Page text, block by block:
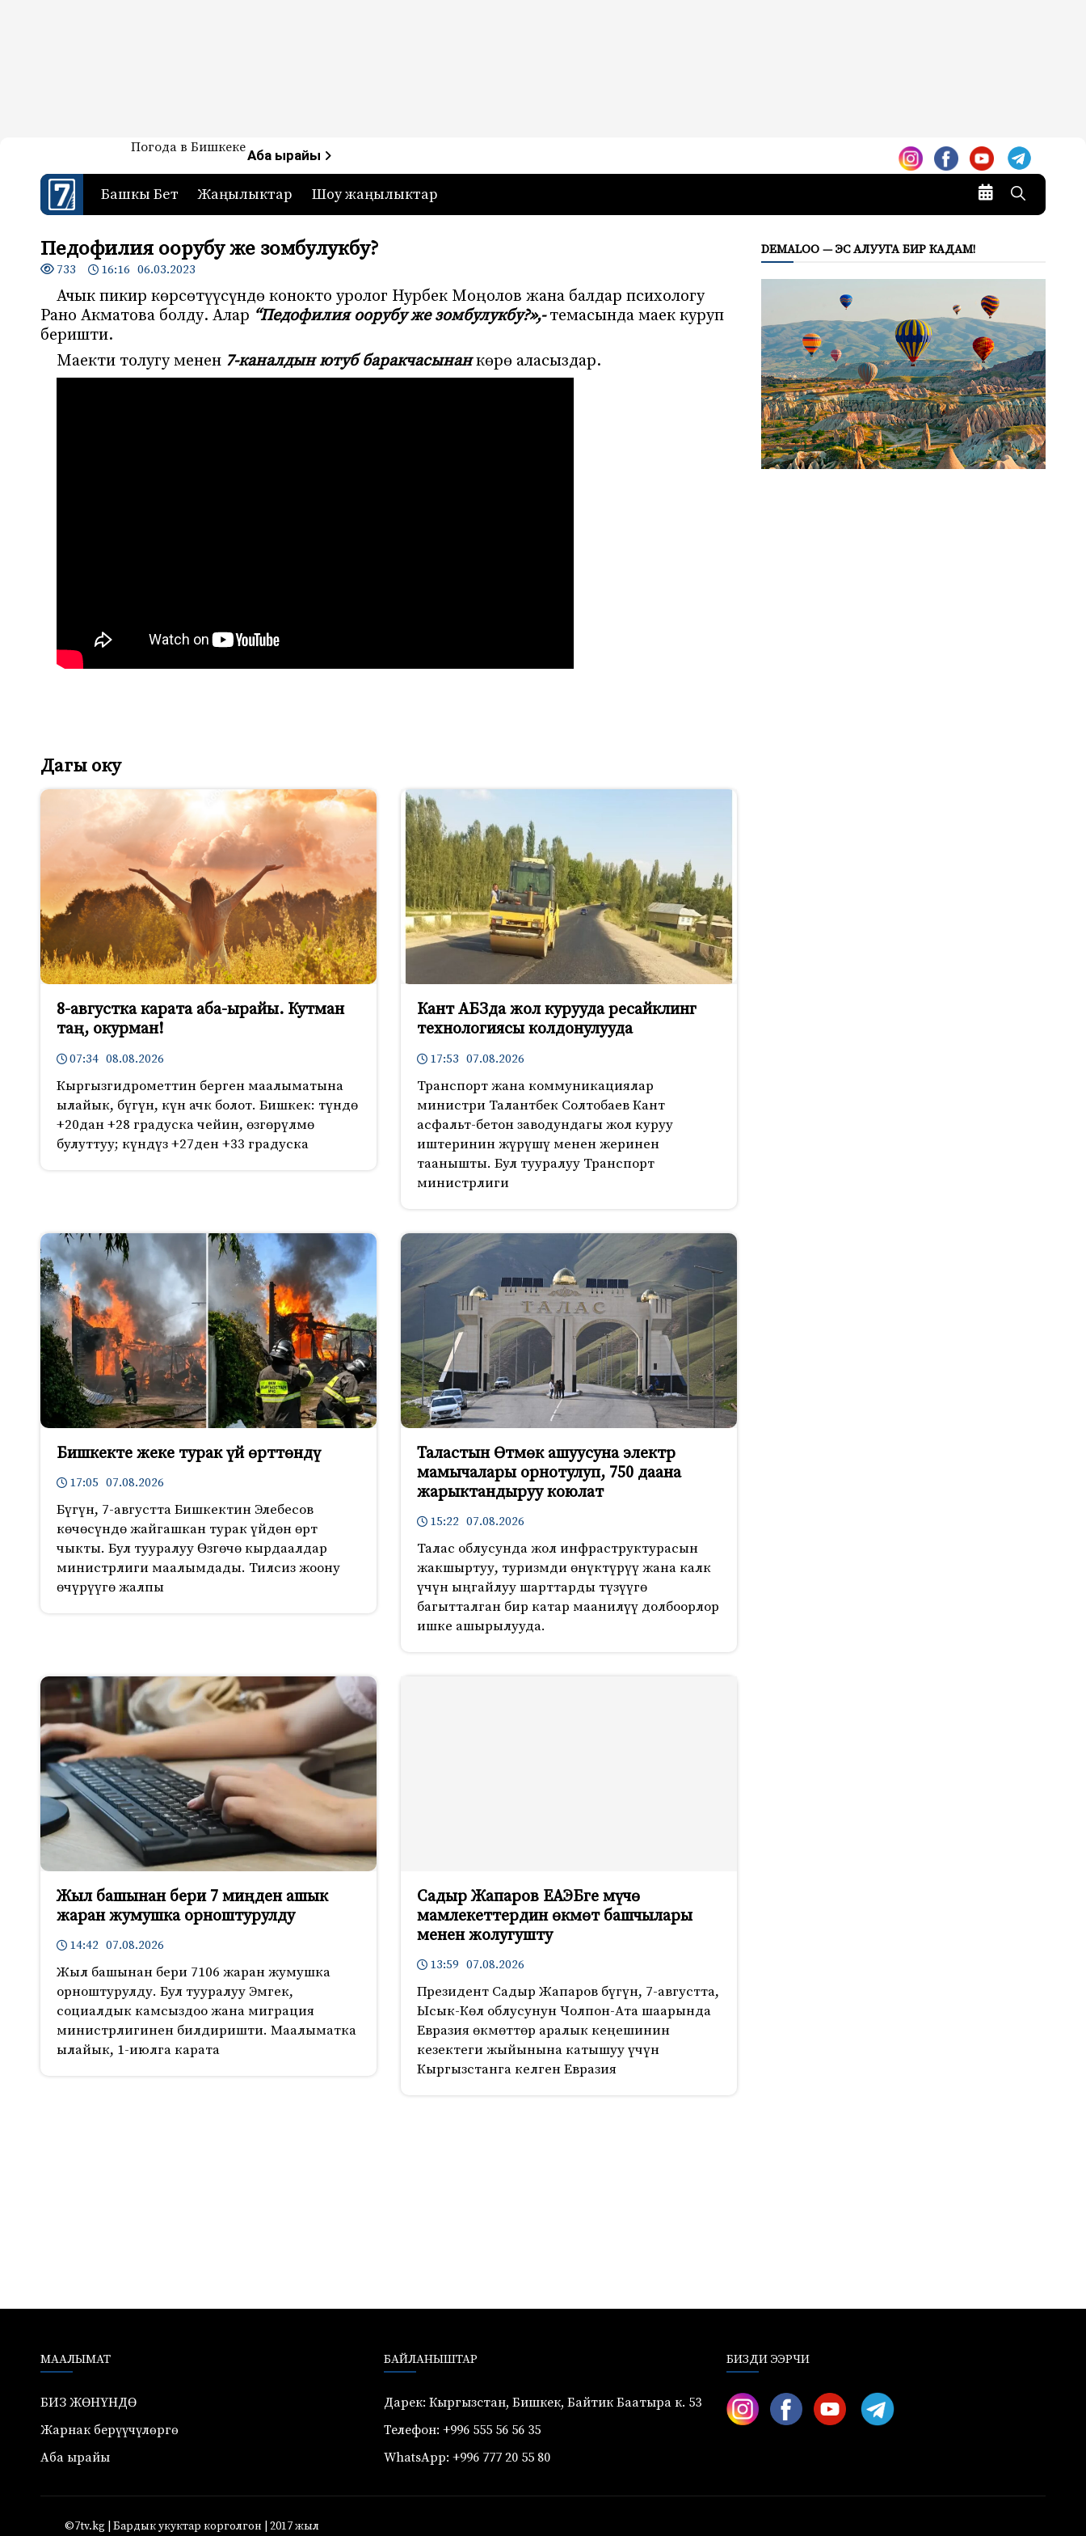
7-канал. Жаңылыктар — Кыргызстан
Жаңылыктар — Кыргызстан
Погода в БишкекеАба ырайы
Башкы Бет Жаңылыктар Шоу жаңылыктар
Педофилия оорубу же зомбулукбу?
733 16:16 06.03.2023
Ачык пикир көрсөтүүсүндө конокто уролог Нурбек Моңолов жана балдар психологу
Рано Акматова болду. Алар “Педофилия оорубу же зомбулукбу?»,-темасында маек куруп
беришти.
Маекти толугу менен 7-каналдын ютуб баракчасынан көрө аласыздар.
Дагы оку
8-августка карата аба-ырайы. Кутман
таң, окурман!
07:34 08.08.2026
Кыргызгидрометтин берген маалыматына
ылайык, бүгүн, күн ачк болот. Бишкек: түндө
+20дан +28 градуска чейин, өзгөрүлмө
булуттуу; күндүз +27ден +33 градуска
Кант АБЗда жол курууда ресайклинг
технологиясы колдонулууда
17:53 07.08.2026
Транспорт жана коммуникациялар
министри Талантбек Солтобаев Кант
асфальт-бетон заводундагы жол куруу
иштеринин жүрүшү менен жеринен
таанышты. Бул тууралуу Транспорт
министрлиги
Бишкекте жеке турак үй өрттөндү
17:05 07.08.2026
Бүгүн, 7-августта Бишкектин Элебесов
көчөсүндө жайгашкан турак үйдөн өрт
чыкты. Бул тууралуу Өзгөчө кырдаалдар
министрлиги маалымдады. Тилсиз жоону
өчүрүүгө жалпы
Таластын Өтмөк ашуусуна электр
мамычалары орнотулуп, 750 даана
жарыктандыруу коюлат
15:22 07.08.2026
Талас облусунда жол инфраструктурасын
жакшыртуу, туризмди өнүктүрүү жана калк
үчүн ыңгайлуу шарттарды түзүүгө
багытталган бир катар маанилүү долбоорлор
ишке ашырылууда.
Жыл башынан бери 7 миңден ашык
жаран жумушка орноштурулду
14:42 07.08.2026
Жыл башынан бери 7106 жаран жумушка
орноштурулду. Бул тууралуу Эмгек,
социалдык камсыздоо жана миграция
министрлигинен билдиришти. Маалыматка
ылайык, 1-июлга карата
Садыр Жапаров ЕАЭБге мүчө
мамлекеттердин өкмөт башчылары
менен жолугушту
13:59 07.08.2026
Президент Садыр Жапаров бүгүн, 7-августта,
Ысык-Көл облусунун Чолпон-Ата шаарында
Евразия өкмөттөр аралык кеңешинин
кезектеги жыйынына катышуу үчүн
Кыргызстанга келген Евразия
DEMALOO — ЭС АЛУУГА БИР КАДАМ!
МААЛЫМАТ
БИЗ ЖӨНҮНДӨ
Жарнак берүүчүлөргө
Аба ырайы
БАЙЛАНЫШТАР
Дарек: Кыргызстан, Бишкек, Байтик Баатыра к. 53
Телефон: +996 555 56 56 35
WhatsApp: +996 777 20 55 80
БИЗДИ ЭЭРЧИ
©7tv.kg | Бардык укуктар корголгон | 2017 жыл